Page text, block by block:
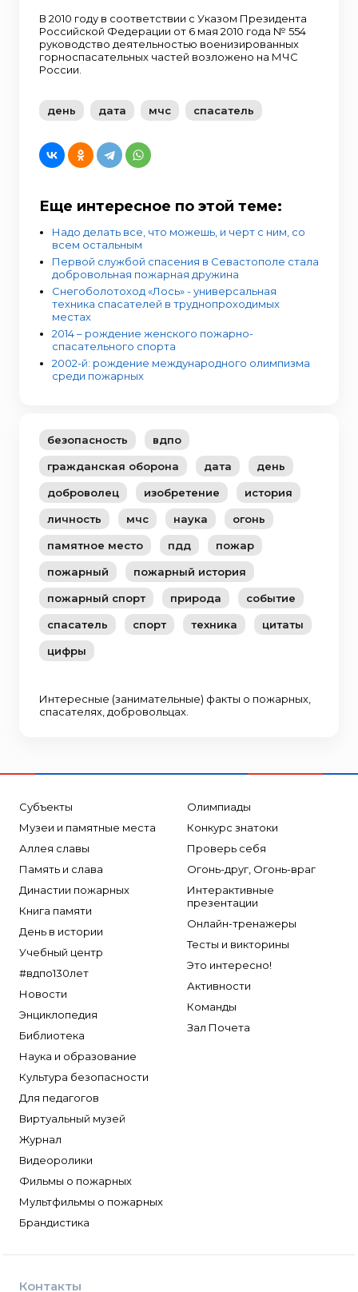
безопасность вдпо
гражданская оборона дата день
доброволец изобретение история
личность мчс наука огонь
памятное место пдд пожар
пожарный пожарный история
пожарный спорт природа событие
спасатель спорт техника цитаты
цифры
Интересные (занимательные) факты о пожарных,
спасателях, добровольцах.
В 2010 году в соответствии с Указом Президента
Российской Федерации от 6 мая 2010 года № 554
руководство деятельностью военизированных
горноспасательных частей возложено на МЧС
России.
день дата мчс спасатель
Еще интересное по этой теме:
Надо делать все, что можешь, и черт с ним, со
всем остальным
Первой службой спасения в Севастополе стала
добровольная пожарная дружина
Снегоболотоход «Лось» - универсальная
техника спасателей в труднопроходимых
местах
2014 – рождение женского пожарно-
спасательного спорта
2002-й: рождение международного олимпизма
среди пожарных
Субъекты
Музеи и памятные места
Аллея славы
Память и слава
Династии пожарных
Книга памяти
День в истории
Учебный центр
#вдпо130лет
Новости
Энциклопедия
Библиотека
Наука и образование
Культура безопасности
Для педагогов
Виртуальный музей
Журнал
Видеоролики
Фильмы о пожарных
Мультфильмы о пожарных
Брандистика
Олимпиады
Конкурс знатоки
Проверь себя
Огонь-друг, Огонь-враг
Интерактивные
презентации
Онлайн-тренажеры
Тесты и викторины
Это интересно!
Активности
Команды
Зал Почета
Контакты